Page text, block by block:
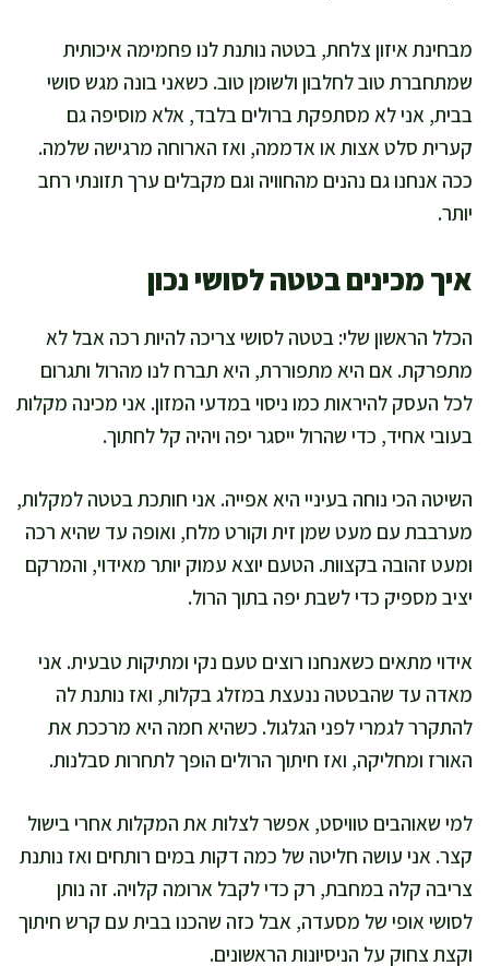
מבחינת איזון צלחת, בטטה נותנת לנו פחמימה איכותית
שמתחברת טוב לחלבון ולשומן טוב. כשאני בונה מגש סושי
בבית, אני לא מסתפקת ברולים בלבד, אלא מוסיפה גם
קערית סלט אצות או אדממה, ואז הארוחה מרגישה שלמה.
ככה אנחנו גם נהנים מהחוויה וגם מקבלים ערך תזונתי רחב
יותר.
איך מכינים בטטה לסושי נכון
הכלל הראשון שלי: בטטה לסושי צריכה להיות רכה אבל לא
מתפרקת. אם היא מתפוררת, היא תברח לנו מהרול ותגרום
לכל העסק להיראות כמו ניסוי במדעי המזון. אני מכינה מקלות
בעובי אחיד, כדי שהרול ייסגר יפה ויהיה קל לחתוך.
השיטה הכי נוחה בעיניי היא אפייה. אני חותכת בטטה למקלות,
מערבבת עם מעט שמן זית וקורט מלח, ואופה עד שהיא רכה
ומעט זהובה בקצוות. הטעם יוצא עמוק יותר מאידוי, והמרקם
יציב מספיק כדי לשבת יפה בתוך הרול.
אידוי מתאים כשאנחנו רוצים טעם נקי ומתיקות טבעית. אני
מאדה עד שהבטטה ננעצת במזלג בקלות, ואז נותנת לה
להתקרר לגמרי לפני הגלגול. כשהיא חמה היא מרככת את
האורז ומחליקה, ואז חיתוך הרולים הופך לתחרות סבלנות.
למי שאוהבים טוויסט, אפשר לצלות את המקלות אחרי בישול
קצר. אני עושה חליטה של כמה דקות במים רותחים ואז נותנת
צריבה קלה במחבת, רק כדי לקבל ארומה קלויה. זה נותן
לסושי אופי של מסעדה, אבל כזה שהכנו בבית עם קרש חיתוך
וקצת צחוק על הניסיונות הראשונים.